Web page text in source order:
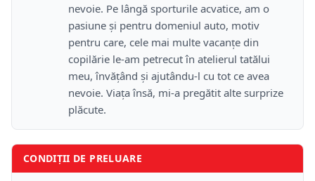
nevoie. Pe lângă sporturile acvatice, am o
pasiune și pentru domeniul auto, motiv
pentru care, cele mai multe vacanțe din
copilărie le-am petrecut în atelierul tatălui
meu, învățând și ajutându-l cu tot ce avea
nevoie. Viața însă, mi-a pregătit alte surprize
plăcute.
CONDIȚII DE PRELUARE